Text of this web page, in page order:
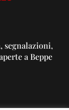
segnalazioni,
a Beppe